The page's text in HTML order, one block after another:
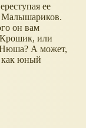
ее
Малышариков.
он вам
или
Нюша? А может,
как юный